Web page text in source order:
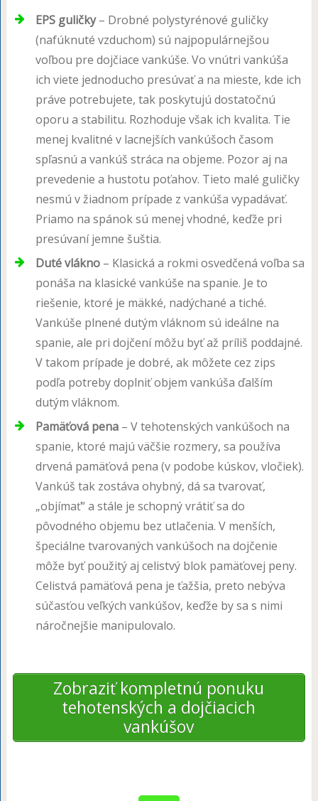
EPS guličky– Drobné polystyrénové guličky
(nafúknuté vzduchom) sú najpopulárnejšou
voľbou pre dojčiace vankúše. Vo vnútri vankúša
ich viete jednoducho presúvať a na mieste, kde ich
práve potrebujete, tak poskytujú dostatočnú
oporu a stabilitu. Rozhoduje však ich kvalita. Tie
menej kvalitné v lacnejších vankúšoch časom
spľasnú a vankúš stráca na objeme. Pozor aj na
prevedenie a hustotu poťahov. Tieto malé guličky
nesmú v žiadnom prípade z vankúša vypadávať.
Priamo na spánok sú menej vhodné, keďže pri
presúvaní jemne šuštia.
Duté vlákno– Klasická a rokmi osvedčená voľba sa
ponáša na klasické vankúše na spanie. Je to
riešenie, ktoré je mäkké, nadýchané a tiché.
Vankúše plnené dutým vláknom sú ideálne na
spanie, ale pri dojčení môžu byť až príliš poddajné.
V takom prípade je dobré, ak môžete cez zips
podľa potreby doplniť objem vankúša ďalším
dutým vláknom.
Pamäťová pena– V tehotenských vankúšoch na
spanie, ktoré majú väčšie rozmery, sa používa
drvená pamäťová pena (v podobe kúskov, vločiek).
Vankúš tak zostáva ohybný, dá sa tvarovať,
„objímať“ a stále je schopný vrátiť sa do
pôvodného objemu bez utlačenia. V menších,
špeciálne tvarovaných vankúšoch na dojčenie
môže byť použitý aj celistvý blok pamäťovej peny.
Celistvá pamäťová pena je ťažšia, preto nebýva
súčasťou veľkých vankúšov, keďže by sa s nimi
náročnejšie manipulovalo.
Zobraziť kompletnú ponuku
tehotenských a dojčiacich
vankúšov